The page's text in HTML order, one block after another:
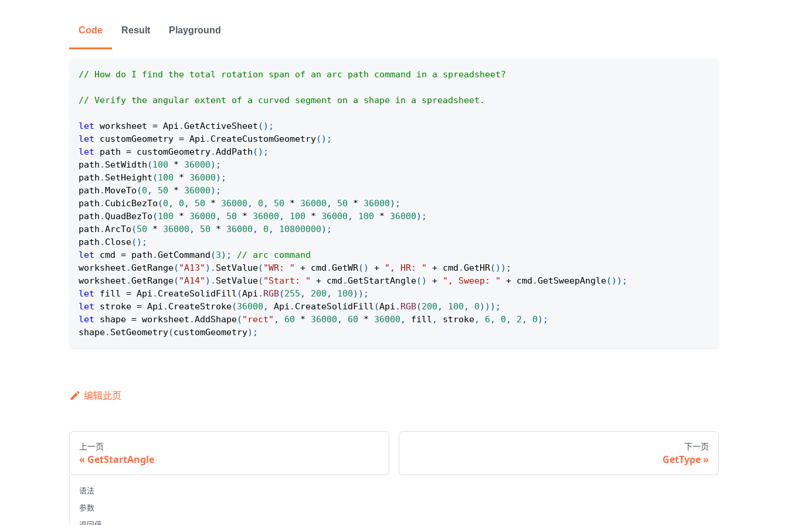
Code Result Playground
// How do I find the total rotation span of an arc path command in a spreadsheet?
// Verify the angular extent of a curved segment on a shape in a spreadsheet.
let worksheet = Api .GetActiveSheet ( ) ;
let customGeometry = Api . CreateCustomGeometry( ) ;
let path = customGeometry.AddPath ( ) ;
path . SetWidth (100 * 36000) ;
path . SetHeight (100 * 36000) ;
path .MoveTo (0 , 50 * 36000) ;
path . CubicBezTo (0 , 0 , 50 * 36000 , 0 , 50 * 36000 , 50 * 36000) ;
path .QuadBezTo (100 * 36000 , 50 * 36000 , 100 * 36000 , 100 * 36000) ;
path .ArcTo (50 * 36000 , 50 * 36000 , 0 , 10800000) ;
path . Close( ) ;
let cmd = path .GetCommand (3) ;
// arc command
worksheet .GetRange( "A13" ) . SetValue( "WR: " + cmd .GetWR( ) + ", HR: " + cmd .GetHR( ) ) ;
worksheet .GetRange( "A14" ) . SetValue( "Start: " + cmd .GetStartAngle( ) + ", Sweep: " + cmd .GetSweepAngle( ) ) ;
let fill = Api . CreateSolidFill (Api . RGB(255 , 200 , 100) ) ;
let stroke = Api . CreateStroke(36000 , Api . CreateSolidFill (Api . RGB(200 , 100 , 0) ) ) ;
let shape = worksheet .AddShape( "rect" , 60 * 36000 , 60 * 36000 , fill , stroke, 6 , 0 , 2 , 0) ;
shape. SetGeometry(customGeometry) ;
编辑此页
上一页
GetStartAngle
下一页
GetType
语法
参数